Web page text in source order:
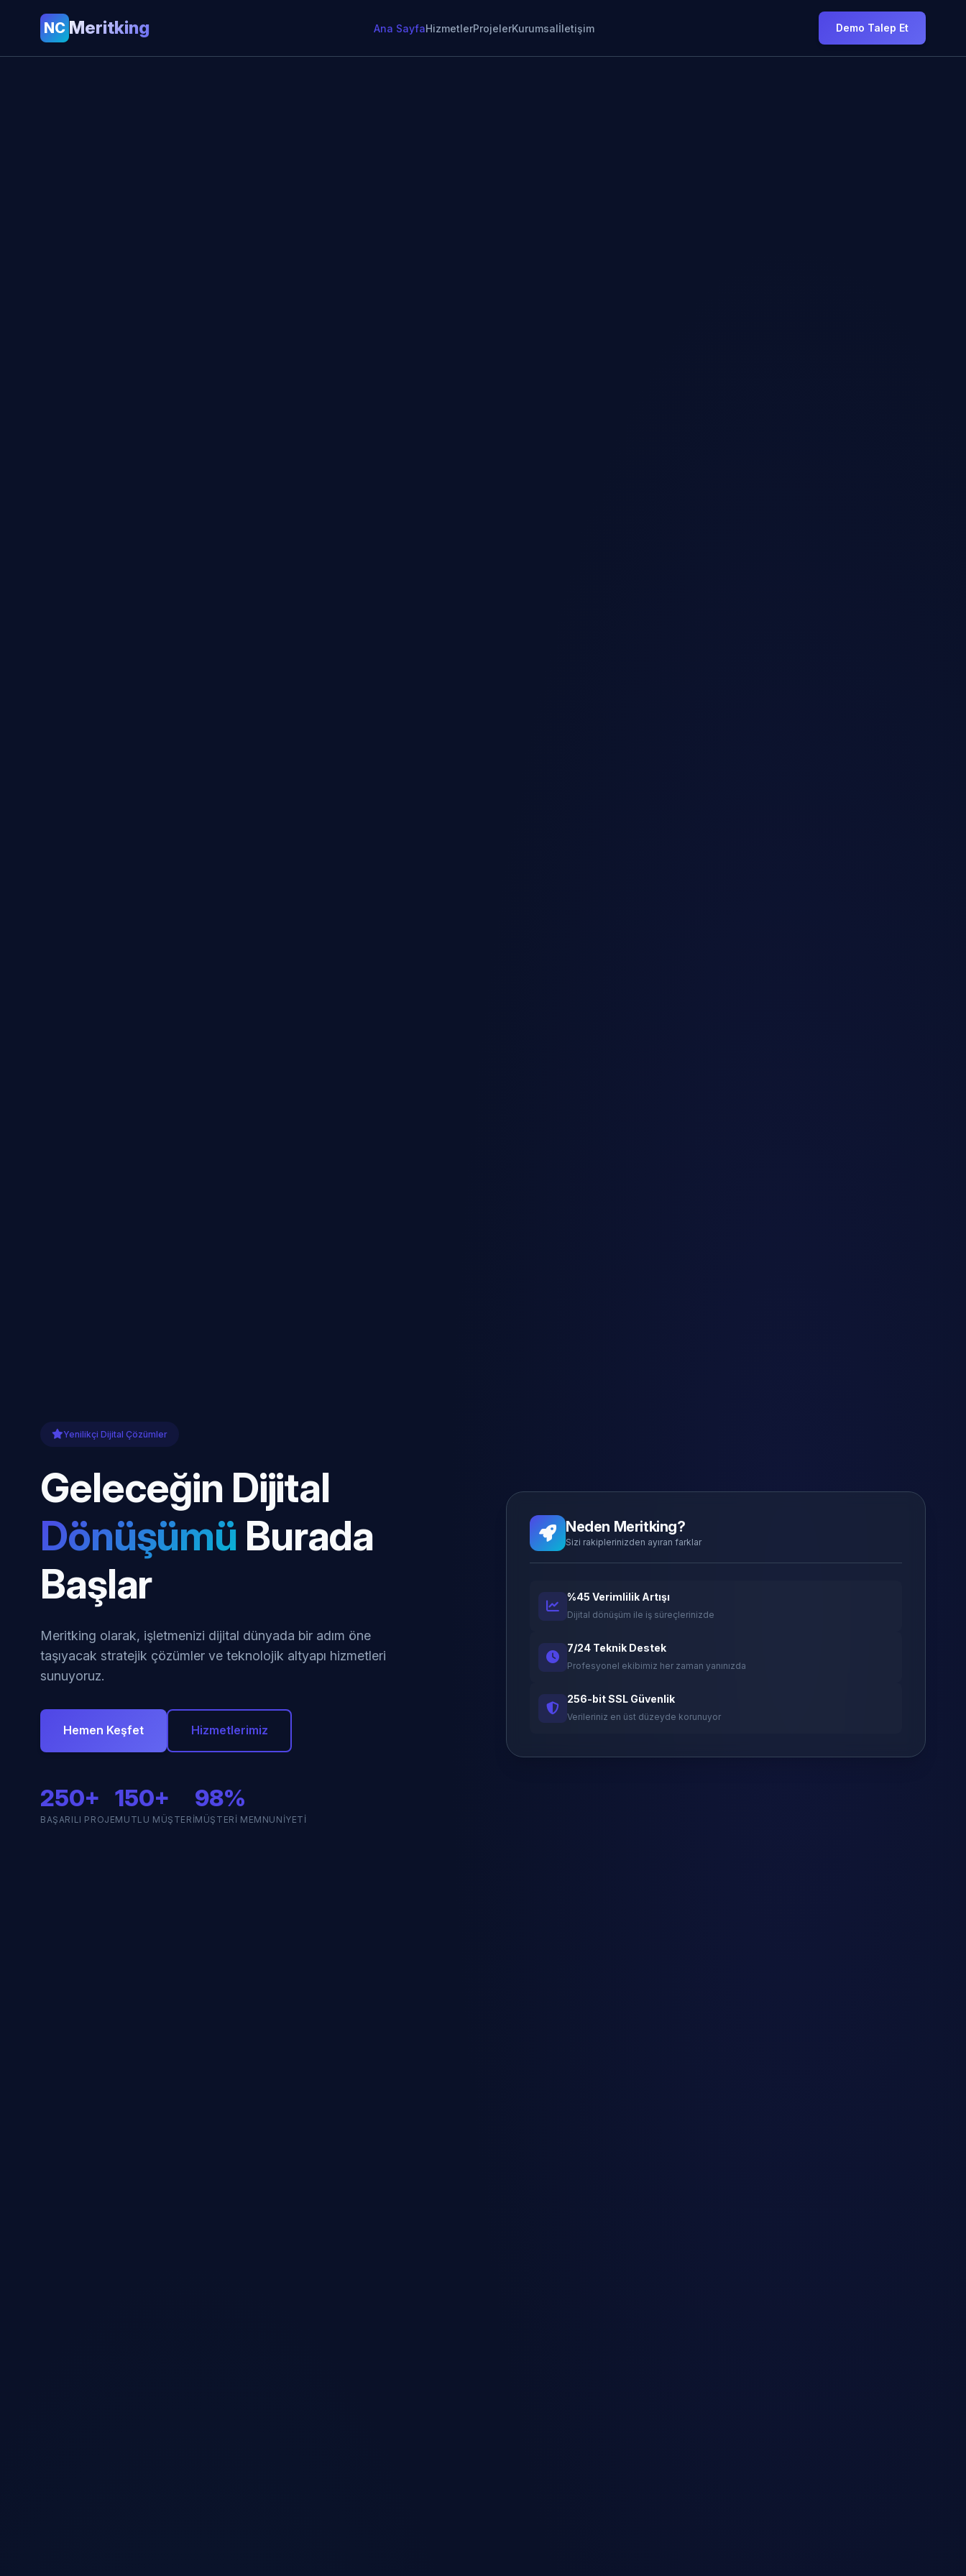
NC Meritking Ana SayfaHizmetlerProjelerKurumsalİletişim Demo Talep Et
Yenilikçi Dijital Çözümler
Geleceğin Dijital
Dönüşümü Burada
Başlar
Meritking olarak, işletmenizi dijital dünyada bir adım öne
taşıyacak stratejik çözümler ve teknolojik altyapı hizmetleri
sunuyoruz.
Hemen Keşfet Hizmetlerimiz
250+
BAŞARILI PROJE
150+
MUTLU MÜŞTERI
98%
MÜŞTERI MEMNUNIYETI
Neden Meritking?
Sizi rakiplerinizden ayıran farklar
%45 Verimlilik Artışı
Dijital dönüşüm ile iş süreçlerinizde
7/24 Teknik Destek
Profesyonel ekibimiz her zaman yanınızda
256-bit SSL Güvenlik
Verileriniz en üst düzeyde korunuyor